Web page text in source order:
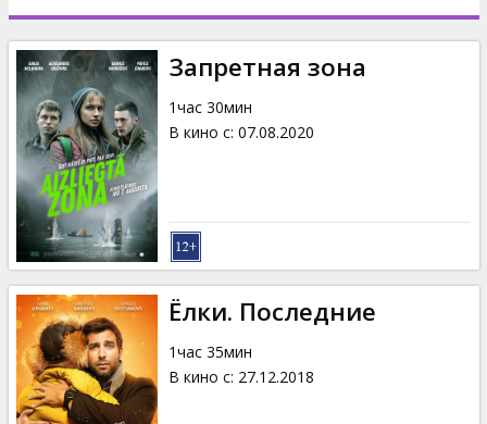
Новости
Подарки
Кинозакуски
B2B
Клуб
Запретная зона
1час 30мин
В кино с: 07.08.2020
Ёлки. Последние
1час 35мин
В кино с: 27.12.2018